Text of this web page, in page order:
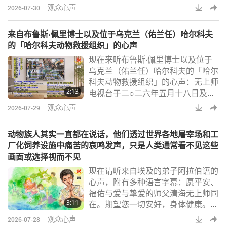
位名叫「快乐」的女性英国斗牛犬族
人，不幸意外过世了。她从姊姊家三
多岁，且从未做过任何危及自身安全
的事情。我姊姊也是同修，她对这起
意外感到十分震惊。观音打坐时，我
看到「快乐」前世为人时，因被指控
违反村中礼俗而遭放逐，并被投入一
口井中。后来，当
2026-07-30 观众心声
来自布鲁斯‧佩里博士以及位于乌克兰（佑兰任）哈尔科夫
的「哈尔科夫动物救援组织」的心声
2:13
现在来听布鲁斯‧佩里博士以及位于
乌克兰（佑兰任）哈尔科夫的「哈尔
科夫动物救援组织」的心声：无上师
电视台于二○二六年五月十八日及廿
五日播出关于乌克兰（佑兰任）哈尔
科夫动物救援组织的两集纪录片堪称
人知的的处境：成千上万无辜动物因
战争而承受莫大苦难，以及人们为帮
部纪录片内容十分全面、剪辑精良且
引人入胜。身为主要受访者，我想补
充的是，采访者非
2026-07-29 观众心声
动物族人其实一直都在说话，他们透过世界各地屠宰场和工
厂化饲养设施中痛苦的哀鸣发声，只是人类通常看不见这些
画面或选择视而不见
3:11
现在请听来自埃及的弟子阿拉伯语的
心声，附有多种语言字幕：愿平安、
福佑与爱与挚爱的师父清海无上师同
在。期望您一切安好，身体健康。我
想与您分享一个浮现在脑海中的想
法，虽然我不确定这是否适合解决当
2026-07-28 观众心声